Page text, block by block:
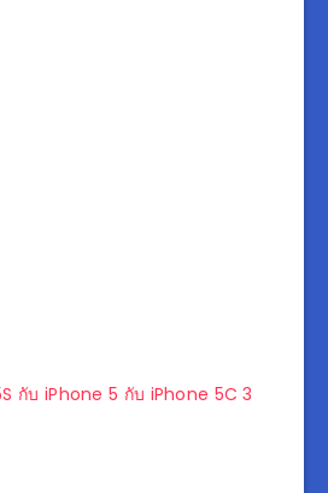
กับ iPhone 5 กับ iPhone 5C 3